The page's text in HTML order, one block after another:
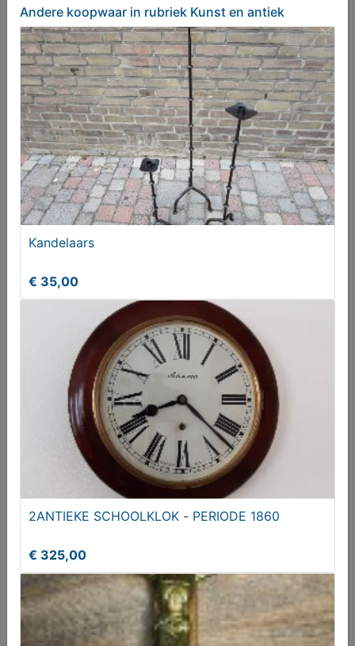
Strijkijzer(koper)
ART DÉCO DIENBLAD
Andere koopwaar in rubriek Kunst en antiek
Kandelaars
€ 35,00
2ANTIEKE SCHOOLKLOK - PERIODE 1860
€ 325,00